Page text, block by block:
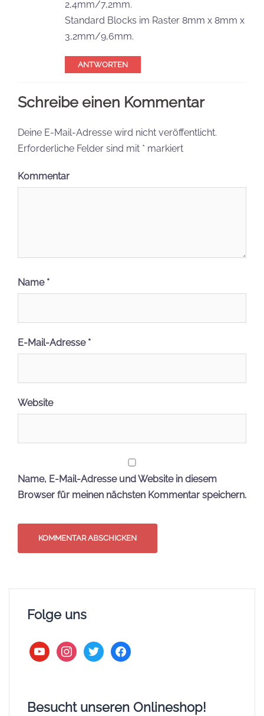
2,4mm/7,2mm.
Standard Blocks im Raster 8mm x 8mm x
3,2mm/9,6mm.
ANTWORTEN
Schreibe einen Kommentar
Deine E-Mail-Adresse wird nicht veröffentlicht.
Erforderliche Felder sind mit * markiert
Kommentar
Name *
E-Mail-Adresse *
Website
Name, E-Mail-Adresse und Website in diesem
Browser für meinen nächsten Kommentar speichern.
Folge uns
youtubeinstagram
twitter facebook
Besucht unseren Onlineshop!